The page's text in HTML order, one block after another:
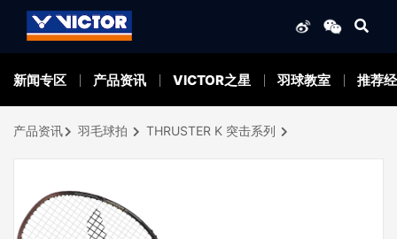
新闻专区 产品资讯 VICTOR之星 羽球教室 推荐
产品资讯 羽毛球拍 THRUSTER K 突击系列